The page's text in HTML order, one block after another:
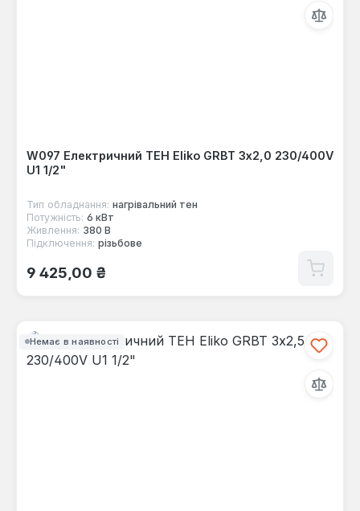
W097 Електричний ТЕН Eliko GRBT 3x2,0 230/400V
U1 1/2"
Тип обладнання: нагрівальний тен
Потужність: 6 кВт
Живлення: 380 В
Підключення: різьбове
Звичайна ціна:
9 425,00 ₴
Немає в наявності